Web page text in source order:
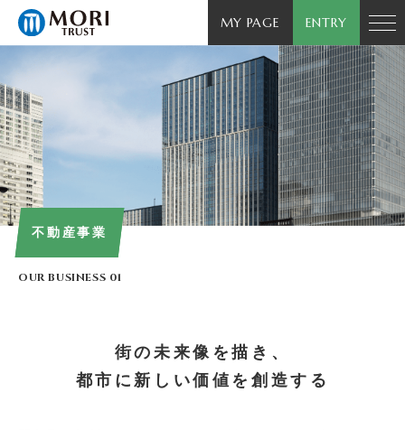
MY PAGE ENTRY
不動産事業
OUR BUSINESS 01
街の未来像を描き、
都市に新しい価値を創造する